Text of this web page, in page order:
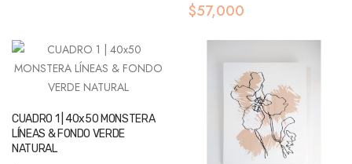
$57,000
CUADRO 1 | 40x50 MONSTERA
LÍNEAS & FONDO VERDE
NATURAL